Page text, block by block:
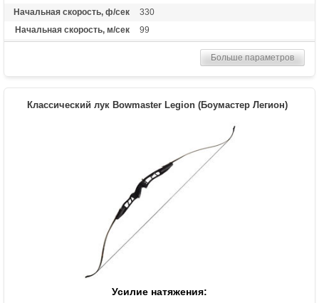
Начальная скорость, ф/сек
330
Начальная скорость, м/сек
99
Высота базы (дюймы)
7.5
Рукоять - алюминий 6061-Т6, блоки -
алюминий 7075-Т6, тетива - нить BCY-X
Спорт, развлечение
Больше параметров
Классический лук Bowmaster Legion (Боумастер Легион)
Усилие натяжения: